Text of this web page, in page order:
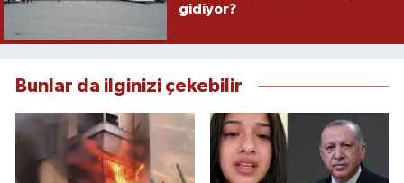
gidiyor?
Bunlar da ilginizi çekebilir